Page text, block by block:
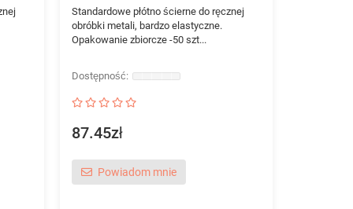
Standardowe płótno ścierne do ręcznej
obróbki metali, bardzo elastyczne.
Opakowanie zbiorcze -50 szt...
87.45zł
Powiadom mnie